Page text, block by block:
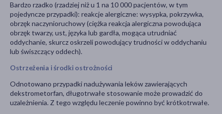
Bardzo rzadko (rzadziej niż u 1 na 10 000 pacjentów, w tym
pojedyncze przypadki): reakcje alergiczne: wysypka, pokrzywka,
obrzęk naczynioruchowy (ciężka reakcja alergiczna powodująca
obrzęk twarzy, ust, języka lub gardła, mogąca utrudniać
oddychanie, skurcz oskrzeli powodujący trudności w oddychaniu
lub świszczący oddech).
Ostrzeżenia i środki ostrożności
Odnotowano przypadki nadużywania leków zawierających
dekstrometorfan, długotrwałe stosowanie może prowadzić do
uzależnienia. Z tego względu leczenie powinno być krótkotrwałe.